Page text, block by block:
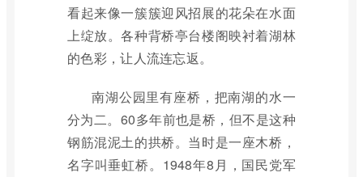
看起来像一簇簇迎风招展的花朵在水面
上绽放。各种背桥亭台楼阁映衬着湖林
的色彩，让人流连忘返。
南湖公园里有座桥，把南湖的水一
分为二。60多年前也是桥，但不是这种
钢筋混泥土的拱桥。当时是一座木桥，
名字叫垂虹桥。1948年8月，国民党军